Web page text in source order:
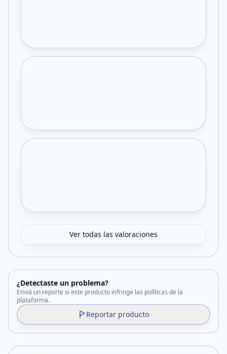
Ver todas las valoraciones
¿Detectaste un problema?
Enviá un reporte si este producto infringe las políticas de la
plataforma.
Reportar producto